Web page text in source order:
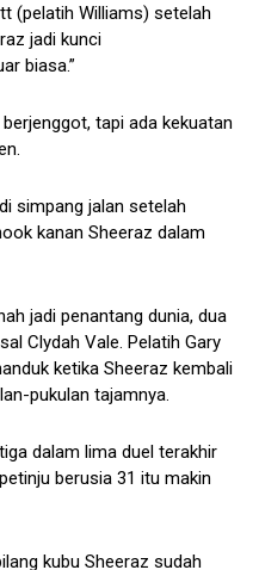
(pelatih Williams) setelah
jadi kunci
biasa.”
tapi ada kekuatan
simpang jalan setelah
kanan Sheeraz dalam
jadi penantang dunia, dua
Clydah Vale. Pelatih Gary
ketika Sheeraz kembali
pukulan tajamnya.
dalam lima duel terakhir
berusia 31 itu makin
kubu Sheeraz sudah